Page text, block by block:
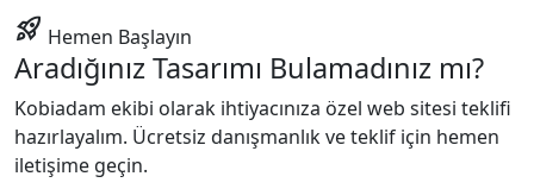
rocket_launch Hemen Başlayın
Aradığınız Tasarımı Bulamadınız mı?
Kobiadam ekibi olarak ihtiyacınıza özel web sitesi teklifi
hazırlayalım. Ücretsiz danışmanlık ve teklif için hemen
iletişime geçin.